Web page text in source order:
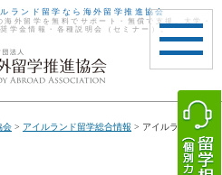
toggle
ランド留学なら海外留学推進協会
外留学を無料でサポート・無償で支援。大学・
学金情報・各種説明会（セミナー）。
会 > アイルランド留学総合情報 > アイルランド高